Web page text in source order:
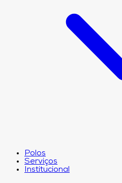
Polos
Serviços
Institucional